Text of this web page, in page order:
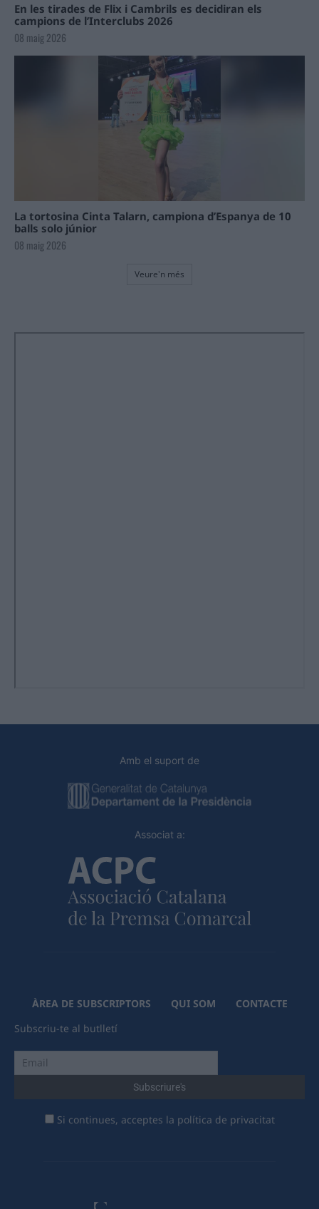
En les tirades de Flix i Cambrils es decidiran els
campions de l’Interclubs 2026
08 maig 2026
La tortosina Cinta Talarn, campiona d’Espanya de 10
balls solo júnior
08 maig 2026
Veure'n més
Amb el suport de
Associat a:
ÀREA DE SUBSCRIPTORS QUI SOM
CONTACTE
Subscriu-te al butlletí
Si continues, acceptes la política de privacitat